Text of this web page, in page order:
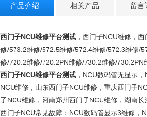
产品介绍 相关产品 留言
西门子NCU维修平台测试 ，西门子NCU维修，
修/573.2维修/572.5维修/572.4维修/572.3维修/
修/720.2维修/720.2PN维修/730.2维修/730.2PN
西门子NCU维修平台测试 ，NCU数码管无显示
NCU维修，山东西门子NCU维修，重庆西门子
子NCU维修，河南郑州西门子NCU维修，湖南
西门子NCU常见故障：NCU数码管显示3维修，